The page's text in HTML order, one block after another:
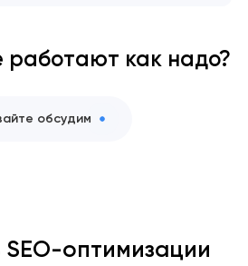
как надо?
обсудим
оптимизации